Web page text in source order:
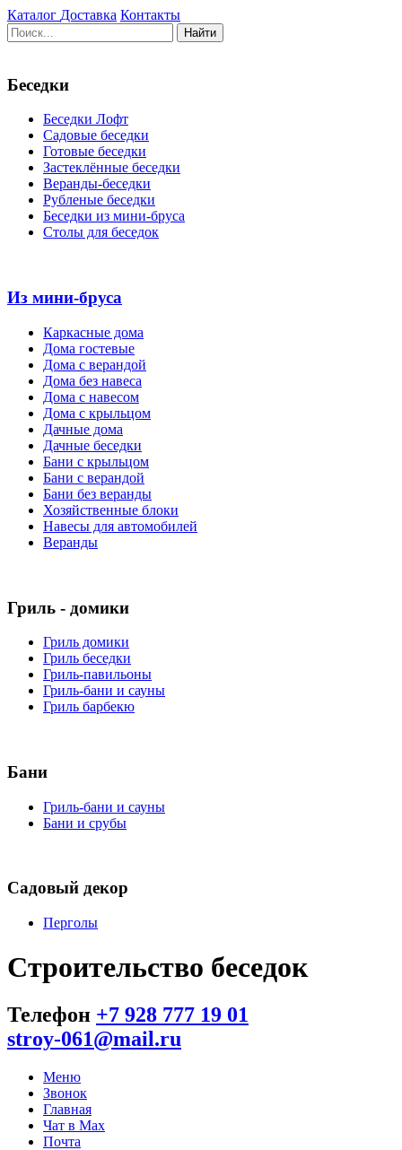
Каталог Доставка Контакты
Беседки
Беседки Лофт
Садовые беседки
Готовые беседки
Застеклённые беседки
Веранды-беседки
Рубленые беседки
Беседки из мини-бруса
Столы для беседок
Из мини-бруса
Каркасные дома
Дома гостевые
Дома с верандой
Дома без навеса
Дома с навесом
Дома с крыльцом
Дачные дома
Дачные беседки
Бани с крыльцом
Бани с верандой
Бани без веранды
Хозяйственные блоки
Навесы для автомобилей
Веранды
Гриль - домики
Гриль домики
Гриль беседки
Гриль-павильоны
Гриль-бани и сауны
Гриль барбекю
Бани
Гриль-бани и сауны
Бани и срубы
Садовый декор
Перголы
Строительство беседок
Телефон +7 928 777 19 01
stroy-061@mail.ru
Меню
Звонок
Главная
Чат в Max
Почта